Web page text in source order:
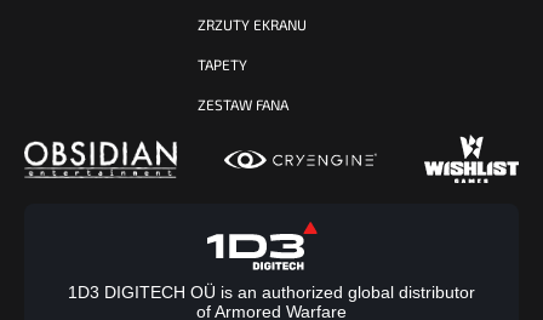
ZRZUTY EKRANU
TAPETY
ZESTAW FANA
1D3 DIGITECH OÜ is an authorized global distributor
of Armored Warfare